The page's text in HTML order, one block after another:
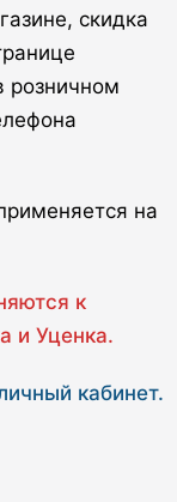
скидка
розничном
на
к
и Уценка.
кабинет.